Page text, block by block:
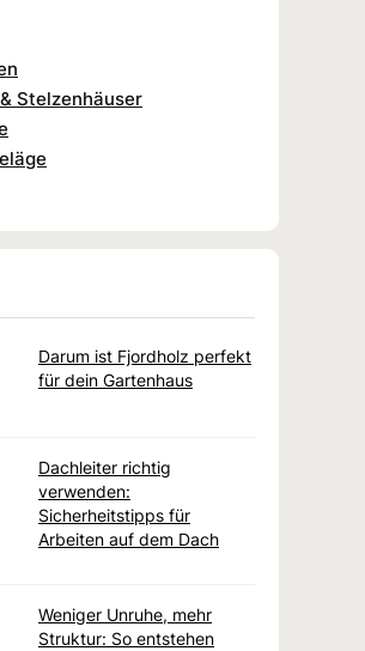
Stelzenhäuser
Darum ist Fjordholz perfekt
für dein Gartenhaus
Dachleiter richtig
verwenden:
Sicherheitstipps für
Arbeiten auf dem Dach
Weniger Unruhe, mehr
Struktur: So entstehen